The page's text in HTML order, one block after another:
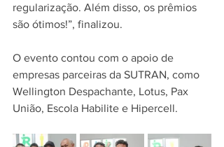
regularização. Além disso, os prêmios
são ótimos!”, finalizou.
O evento contou com o apoio de
empresas parceiras da SUTRAN, como
Wellington Despachante, Lotus, Pax
União, Escola Habilite e Hipercell.